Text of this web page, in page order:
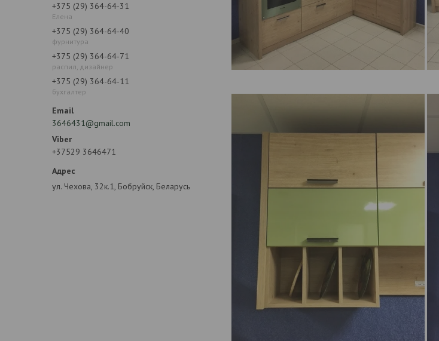
+375 (29) 364-64-31
Елена
+375 (29) 364-64-40
фурнитура
+375 (29) 364-64-71
распил, дизайнер
+375 (29) 364-64-11
бухгалтер
3646431@gmail.com
+37529 3646471
ул. Чехова, 32к.1, Бобруйск, Беларусь